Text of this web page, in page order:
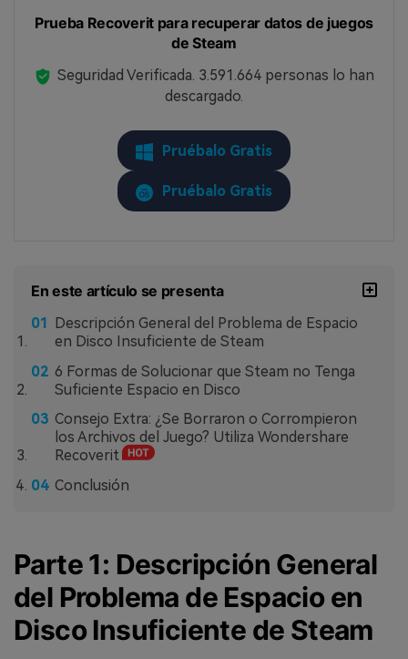
Prueba Recoverit para recuperar datos de juegos
de Steam
Seguridad Verificada. 3.591.664 personas lo han
descargado.
Pruébalo Gratis
Pruébalo Gratis
En este artículo se presenta
Descripción General del Problema de Espacio
en Disco Insuficiente de Steam
6 Formas de Solucionar que Steam no Tenga
Suficiente Espacio en Disco
Consejo Extra: ¿Se Borraron o Corrompieron
los Archivos del Juego? Utiliza Wondershare
Recoverit
Conclusión
Parte 1: Descripción General
del Problema de Espacio en
Disco Insuficiente de Steam